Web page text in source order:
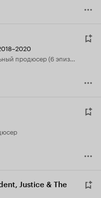
(6 эпизодов, 2018)
Justice & The